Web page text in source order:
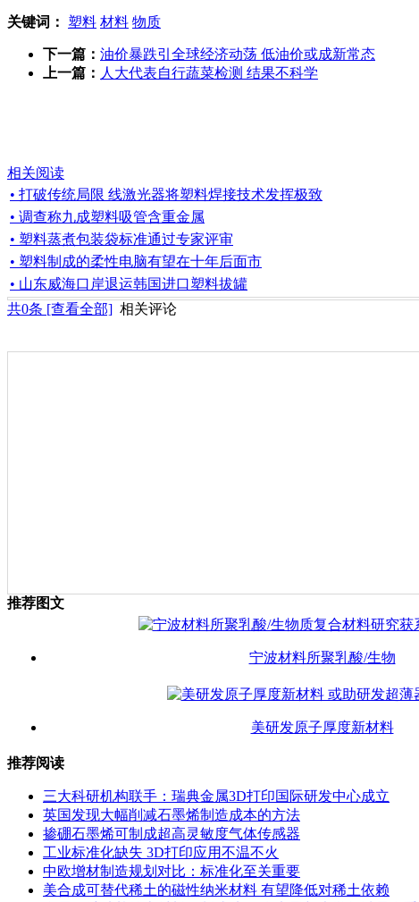
关键词： 塑料 材料 物质
下一篇： 油价暴跌引全球经济动荡 低油价或成新常态
上一篇： 人大代表自行蔬菜检测 结果不科学
相关阅读
• 打破传统局限 线激光器将塑料焊接技术发挥极致
• 调查称九成塑料吸管含重金属
• 塑料蒸煮包装袋标准通过专家评审
• 塑料制成的柔性电脑有望在十年后面市
• 山东威海口岸退运韩国进口塑料拔罐
共0条 [查看全部] 相关评论
推荐图文
宁波材料所聚乳酸/生物
美研发原子厚度新材料
推荐阅读
三大科研机构联手：瑞典金属3D打印国际研发中心成立
英国发现大幅削减石墨烯制造成本的方法
掺硼石墨烯可制成超高灵敏度气体传感器
工业标准化缺失 3D打印应用不温不火
中欧增材制造规划对比：标准化至关重要
美合成可替代稀土的磁性纳米材料 有望降低对稀土依赖